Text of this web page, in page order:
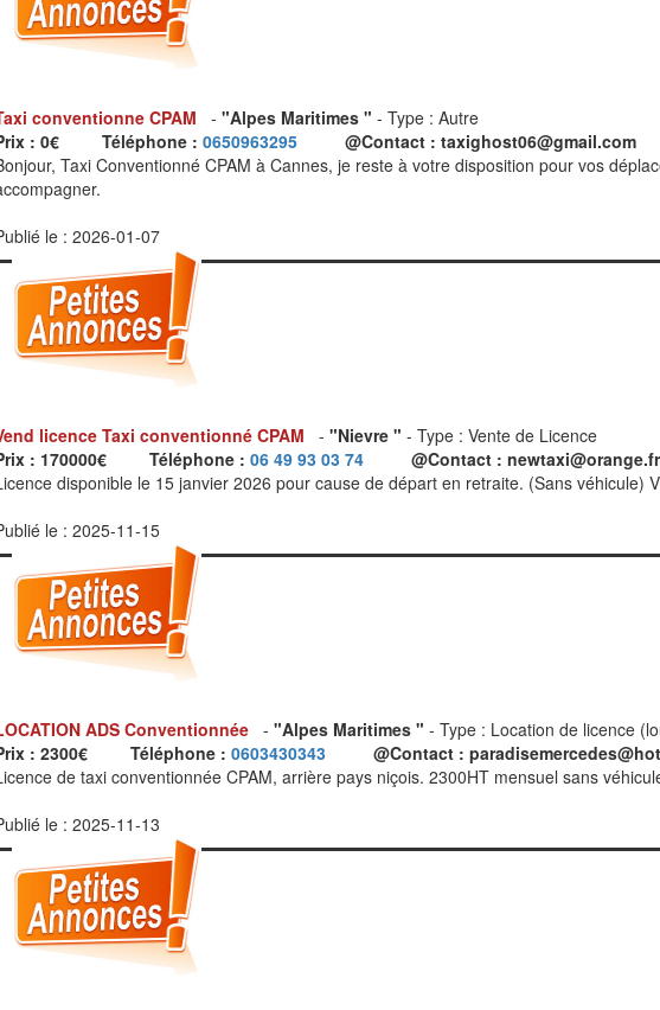
conventionne CPAM - "Alpes Maritimes " - Type : Autre
: 0€ Téléphone : 0650963295
@Contact : taxighost06@gmail.com
Taxi Conventionné CPAM à Cannes, je reste à votre disposition pour vos
le : 2026-01-07
licence Taxi conventionné CPAM - "Nievre " - Type : Vente de Licence
: 170000€ Téléphone : 06 49 93 03 74
@Contact : newtaxi@orange.fr
disponible le 15 janvier 2026 pour cause de départ en retraite. (Sans véhicule)
le : 2025-11-15
ADS Conventionnée - "Alpes Maritimes " - Type : Location de licence
: 2300€ Téléphone : 0603430343
@Contact :
de taxi conventionnée CPAM, arrière pays niçois. 2300HT mensuel sans
le : 2025-11-13